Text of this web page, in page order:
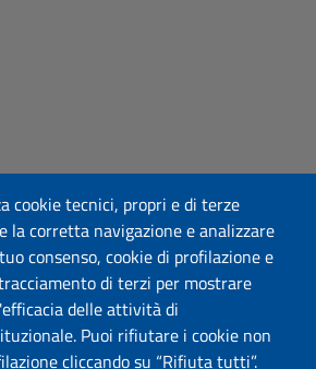
cookie tecnici, propri e di terze
la corretta navigazione e analizzare
consenso, cookie di profilazione e
di terzi per mostrare
delle attività di
Puoi rifiutare i cookie non
cliccando su “Rifiuta tutti”.